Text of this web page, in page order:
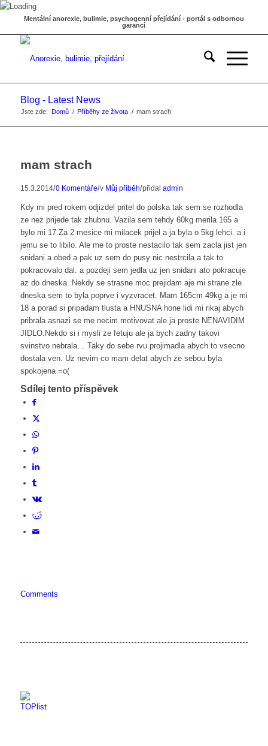
Mentální anorexie, bulimie, psychogenní přejídání - portál s odbornou
garancí
Blog - Latest News
Jste zde: Domů / Příběhy ze života / mam strach
mam strach
15.3.2014/0 Komentáře/v Můj příběh/přidal admin
Kdy mi pred rokem odjizdel pritel do polska tak sem se rozhodla
ze nez prijede tak zhubnu. Vazila sem tehdy 60kg merila 165 a
bylo mi 17.Za 2 mesice mi milacek prijel a ja byla o 5kg lehci. a i
jemu se to libilo. Ale me to proste nestacilo tak sem zacla jist jen
snidani a obed a pak uz sem do pusy nic nestrcila.a tak to
pokracovalo dal. a pozdeji sem jedla uz jen snidani ato pokracuje
az do dneska. Nekdy se strasne moc prejidam aje mi strane zle
dneska sem to byla poprve i vyzvracet. Mam 165cm 49kg a je mi
18 a porad si pripadam tlusta a HNUSNA hone lidi mi rikaj abych
pribrala asnazi se me necim motivovat ale ja proste NENAVIDIM
JIDLO.Nekdo si i mysli ze fetuju ale ja bych zadny takovi
svinstvo nebrala… Taky do sebe rvu projimadla abych to vsecno
dostala ven. Uz nevim co mam delat abych ze sebou byla
spokojena =o(
Sdílej tento příspěvek
Comments